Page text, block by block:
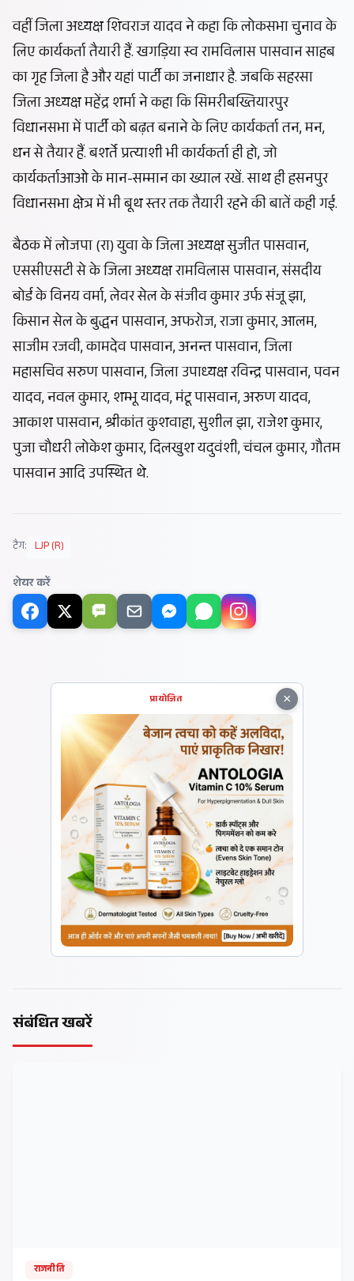
वहीं जिला अध्यक्ष शिवराज यादव ने कहा कि लोकसभा चुनाव के
लिए कार्यकर्ता तैयारी हैं. खगड़िया स्व रामविलास पासवान साहब
का गृह जिला है और‌ यहां पार्टी का जनाधार है. जबकि सहरसा
जिला अध्यक्ष महेंद्र शर्मा ने कहा कि सिमरीबख्तियारपुर
विधानसभा में पार्टी को बढ़त बनाने के लिए कार्यकर्ता तन, मन,
धन से तैयार हैं. बशर्ते प्रत्याशी भी कार्यकर्ता ही हो, जो
कार्यकर्ताआओ के मान-सम्मान का ख्याल रखें. साथ ही हसनपुर
विधानसभा क्षेत्र में भी बूथ स्तर तक तैयारी रहने की बातें कही गई.
बैठक में लोजपा (रा) युवा के जिला अध्यक्ष सुजीत पासवान,
एससीएसटी से के जिला अध्यक्ष रामविलास पासवान, संसदीय
बोर्ड के विनय वर्मा, लेवर सेल के संजीव कुमार उर्फ संजू झा,
किसान सेल के बुद्धन पासवान, अफरोज, राजा कुमार, आलम,
साजीम रजवी, कामदेव पासवान, अनन्त पासवान, जिला
महासचिव सरुण पासवान, जिला उपाध्यक्ष रविन्द्र पासवान, पवन
यादव, नवल कुमार, शम्भू यादव, मंटू पासवान, अरुण यादव,
आकाश पासवान, श्रीकांत कुशवाहा, सुशील झा, राजेश कुमार,
पुजा चौधरी लोकेश कुमार, दिलखुश यदुवंशी, चंचल कुमार, गौतम
पासवान आदि उपस्थित थे.
टैग: LJP (R)
शेयर करें
SMS
×
प्रायोजित
संबंधित खबरें
राजनीति